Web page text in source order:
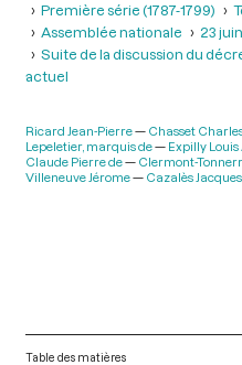
Première série (1787-1799)
Assemblée nationale
23
Suite de la discussion du
actuel
Ricard Jean-Pierre Chasset
Lepeletier, marquis de
Expilly
Claude Pierre de
Clermont-
Villeneuve Jérome
Cazalès
Table des matières